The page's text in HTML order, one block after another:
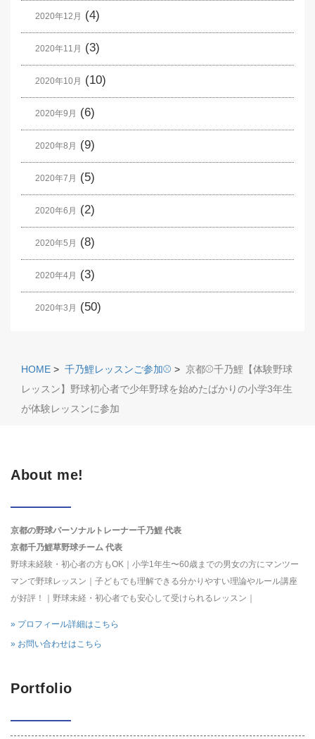
2020年12月 (4)
2020年11月 (3)
2020年10月 (10)
2020年9月 (6)
2020年8月 (9)
2020年7月 (5)
2020年6月 (2)
2020年5月 (8)
2020年4月 (3)
2020年3月 (50)
HOME > 千乃鯉レッスンご参加⚾️ > 京都⚾️千乃鯉【体験野球
レッスン】野球初心者で少年野球を始めたばかりの小学3年生
が体験レッスンに参加
About me!
京都の野球パーソナルトレーナー千乃鯉 代表
京都千乃鯉草野球チーム 代表
野球未経験・初心者の方もOK｜小学1年生〜60歳までの男女の方にマンツー
マンで野球レッスン｜子どもでも理解できる分かりやすい理論やルール講座
が好評！｜野球未経・初心者でも安心して受けられるレッスン｜
» プロフィール詳細はこちら
» お問い合わせはこちら
Portfolio